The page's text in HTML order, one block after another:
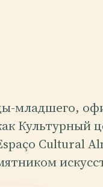
младшего,
Культурный
Cultural